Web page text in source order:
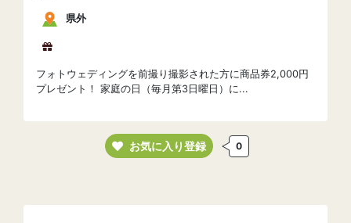
県外
フォトウェディングを前撮り撮影された方に商品券2,000円
プレゼント！ 家庭の日（毎月第3日曜日）に...
お気に入り登録 0